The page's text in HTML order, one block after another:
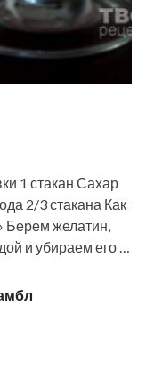
1 стакан Сахар
2/3 стакана Как
Берем желатин,
и убираем его …